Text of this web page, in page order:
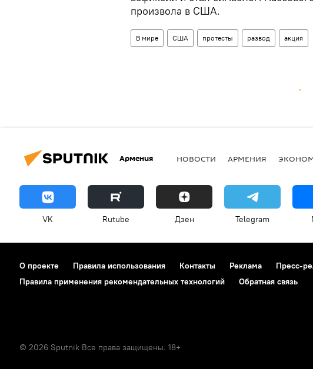
произвола в США.
В мире США протесты развод акция
Армения НОВОСТИ АРМЕНИЯ
VK Rutube Дзен Telegram
О проекте Правила использования Контакты Реклама Пресс-
Правила применения рекомендательных технологий
Обратная связь
© 2026 Sputnik Все права защищены. 18+